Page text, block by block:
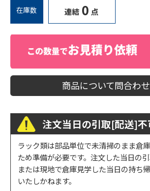
在庫数 連結 0 点
商品について問合わ
注文当日の引取[配送]不
ラック類は部品単位で未清掃のまま倉
ため準備が必要です。注文した当日の引
または現地で倉庫見学した当日の持ち
いたしかねます。